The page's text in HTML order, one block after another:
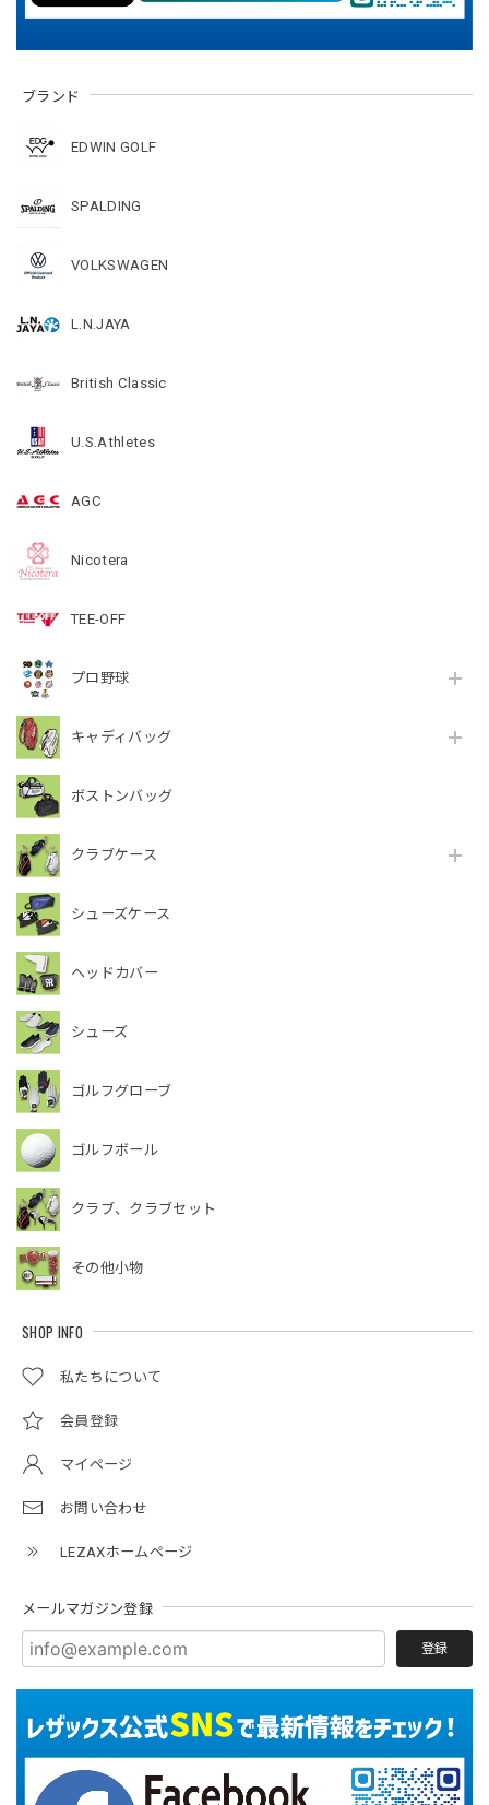
ブランド
EDWIN GOLF
SPALDING
VOLKSWAGEN
L.N.JAYA
British Classic
U.S.Athletes
AGC
Nicotera
TEE-OFF
プロ野球
キャディバッグ
ボストンバッグ
クラブケース
シューズケース
ヘッドカバー
シューズ
ゴルフグローブ
ゴルフボール
クラブ、クラブセット
その他小物
SHOP INFO
私たちについて
会員登録
マイページ
お問い合わせ
LEZAXホームページ
メールマガジン登録
登録